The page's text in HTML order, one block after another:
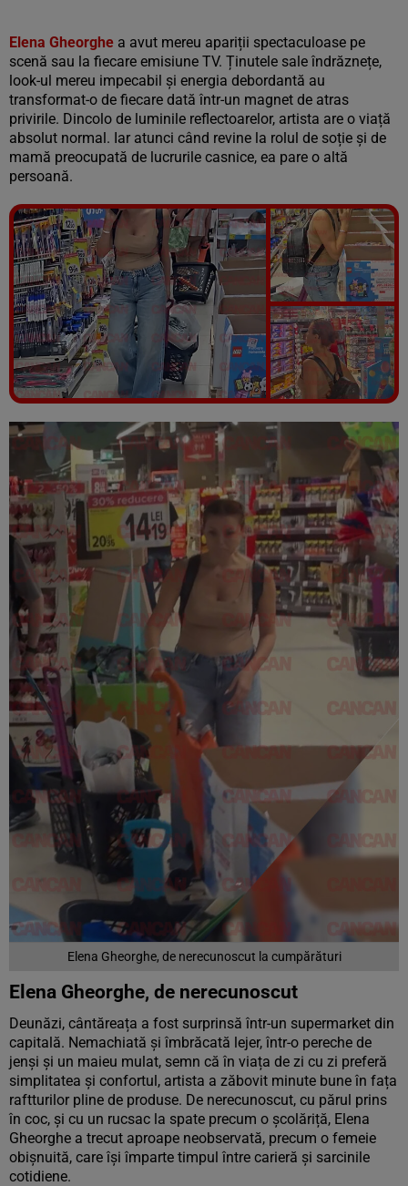
Elena Gheorghe a avut mereu apariții spectaculoase pe
scenă sau la fiecare emisiune TV. Ținutele sale îndrăznețe,
look-ul mereu impecabil și energia debordantă au
transformat-o de fiecare dată într-un magnet de atras
privirile. Dincolo de luminile reflectoarelor, artista are o viață
absolut normal. Iar atunci când revine la rolul de soție și de
mamă preocupată de lucrurile casnice, ea pare o altă
persoană.
Vezi galeria foto
10 poze
Elena Gheorghe, de nerecunoscut la cumpărături
Elena Gheorghe, de nerecunoscut
Deunăzi, cântăreața a fost surprinsă într-un supermarket din
capitală. Nemachiată și îmbrăcată lejer, într-o pereche de
jenși și un maieu mulat, semn că în viața de zi cu zi preferă
simplitatea și confortul, artista a zăbovit minute bune în fața
raftturilor pline de produse. De nerecunoscut, cu părul prins
în coc, și cu un rucsac la spate precum o școlăriță, Elena
Gheorghe a trecut aproape neobservată, precum o femeie
obișnuită, care își împarte timpul între carieră și sarcinile
cotidiene.